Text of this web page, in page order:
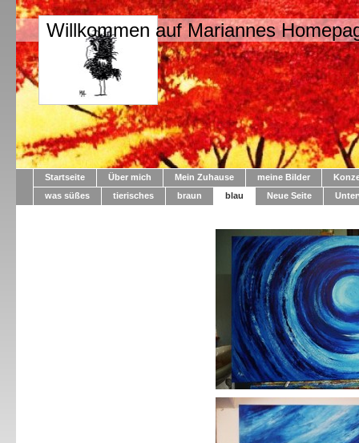
Willkommen auf Mariannes
Startseite Über mich Mein Zuhause meine Bilder
was süßes
tierisches braun blau Neue Seite